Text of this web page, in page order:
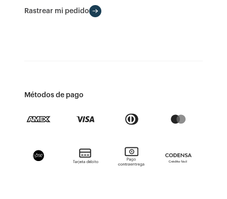
Rastrear mi pedido
Métodos de pago